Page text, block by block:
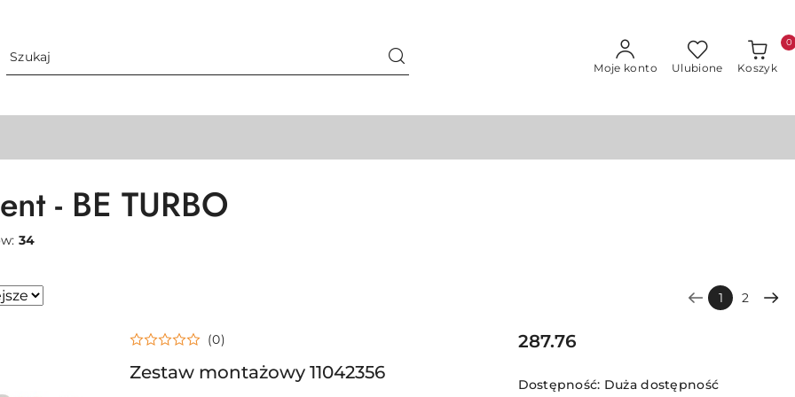
Moje konto Ulubione Koszyk
0
- BE TURBO
34
1 2
Zestaw montażowy 11042356
(0) Cena:
287.76
Dostępność: Duża dostępność